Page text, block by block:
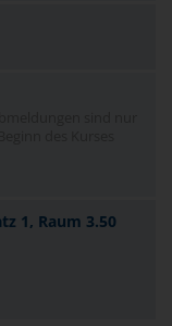
1, Raum 3.50